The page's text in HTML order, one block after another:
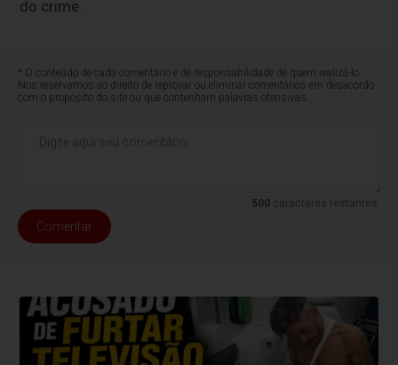
do crime.
* O conteúdo de cada comentário é de responsabilidade de quem realizá-lo.
Nos reservamos ao direito de reprovar ou eliminar comentários em desacordo
com o propósito do site ou que contenham palavras ofensivas.
500caracteres restantes.
Comentar